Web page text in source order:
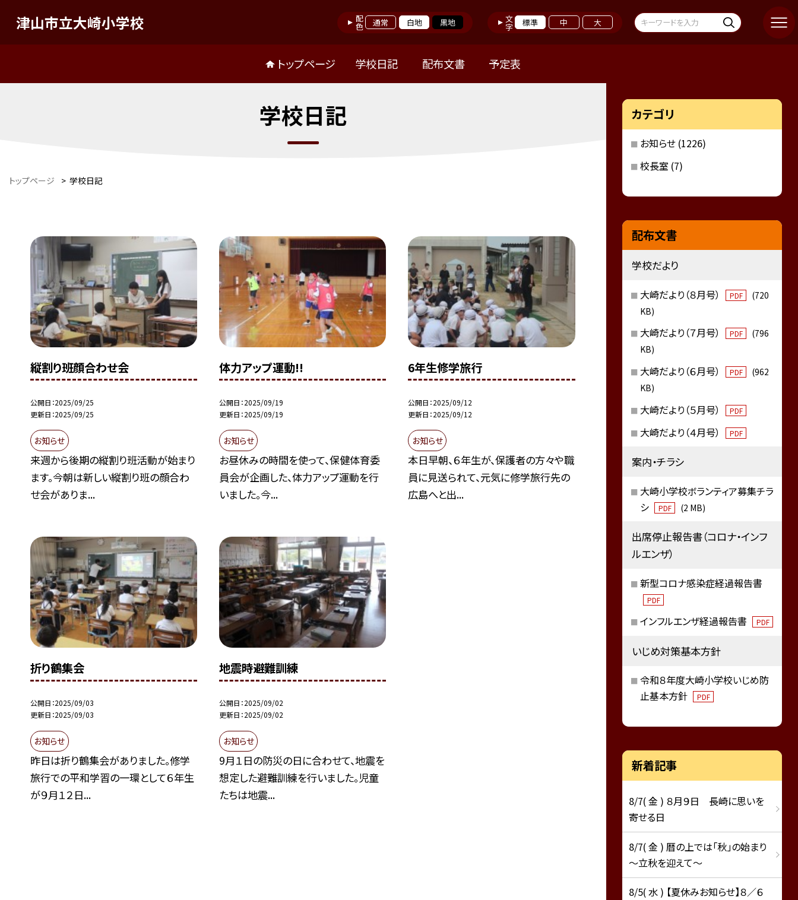
津山市立大崎小学校 配色 通常 白地 黒地 文字 標準 中 大
トップページ 学校日記 配布文書 予定表
学校日記
トップページ > 学校日記
縦割り班顔合わせ会
公開日 2025/09/25
更新日 2025/09/25
お知らせ
来週から後期の縦割り班活動が始まり
ます。今朝は新しい縦割り班の顔合わ
せ会がありま...
体力アップ運動!!
公開日 2025/09/19
更新日 2025/09/19
お知らせ
お昼休みの時間を使って、保健体育委
員会が企画した、体力アップ運動を行
いました。今...
6年生修学旅行
公開日 2025/09/12
更新日 2025/09/12
お知らせ
本日早朝、６年生が、保護者の方々や職
員に見送られて、元気に修学旅行先の
広島へと出...
折り鶴集会
公開日 2025/09/03
更新日 2025/09/03
お知らせ
昨日は折り鶴集会がありました。修学
旅行での平和学習の一環として６年生
が９月１２日...
地震時避難訓練
公開日 2025/09/02
更新日 2025/09/02
お知らせ
9月１日の防災の日に合わせて、地震を
想定した避難訓練を行いました。児童
たちは地震...
カテゴリ
お知らせ (1226)
校長室 (7)
配布文書
学校だより
大崎だより（８月号） PDF
(720
KB)
大崎だより（７月号） PDF
(796
KB)
大崎だより（６月号） PDF
(962
KB)
大崎だより（５月号） PDF
大崎だより（４月号） PDF
案内・チラシ
大崎小学校ボランティア募集チラ
シ
PDF (2 MB)
出席停止報告書（コロナ・インフ
ルエンザ）
新型コロナ感染症経過報告書
PDF
インフルエンザ経過報告書 PDF
いじめ対策基本方針
令和８年度大崎小学校いじめ防
止基本方針
PDF
新着記事
8/7( 金 ) ８月９日 長崎に思いを
寄せる日
8/7( 金 ) 暦の上では「秋」の始まり
～立秋を迎えて～
8/5( 水 ) 【夏休みお知らせ】８／６